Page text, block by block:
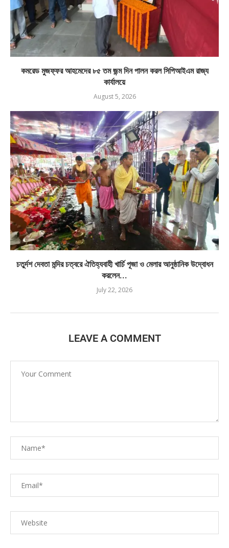
কমরেড মুজফ্ফর আহমেদের ৮৫ তম জন্ম দিন পালন করল সিপিআইএম রাজ্য
কার্যালয়ে
August 5, 2026
চতুর্দশ দেবতা মন্দির চত্বরে ঐতিহ্যবাহী খার্চি পূজা ও মেলার আনুষ্ঠানিক উদ্বোধন
করলেন...
July 22, 2026
LEAVE A COMMENT